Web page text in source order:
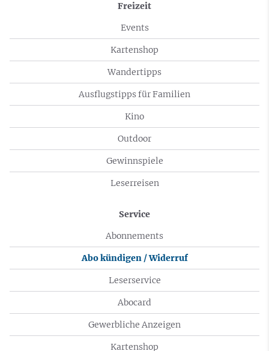
Freizeit
Events
Kartenshop
Wandertipps
Ausflugstipps für Familien
Kino
Outdoor
Gewinnspiele
Leserreisen
Service
Abonnements
Abo kündigen / Widerruf
Leserservice
Abocard
Gewerbliche Anzeigen
Kartenshop